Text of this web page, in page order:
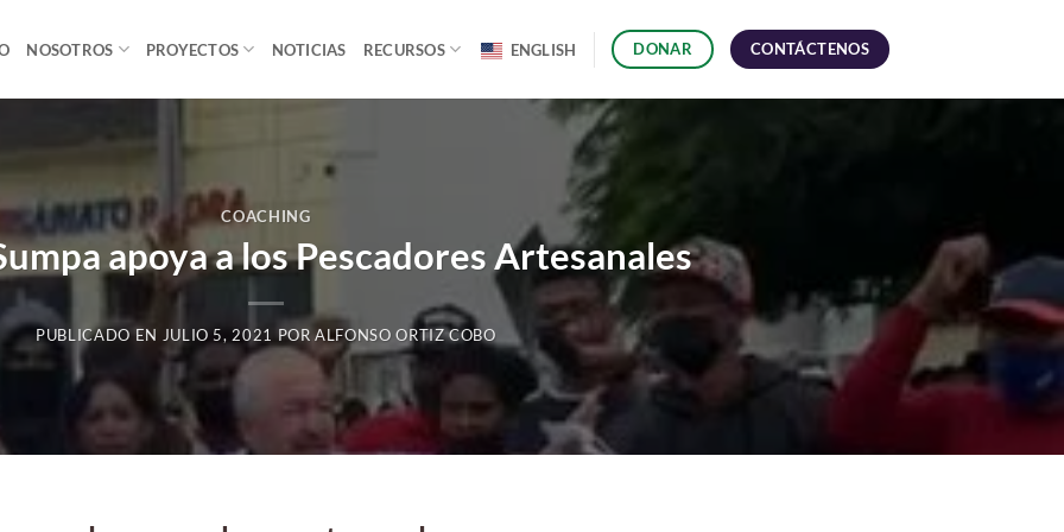
NOSOTROS PROYECTOS NOTICIAS RECURSOS ENGLISH DONAR CONTÁCTENOS
COACHING
apoya a los Pescadores Artesanales
PUBLICADO EN JULIO 5, 2021 PORALFONSO ORTIZ COBO